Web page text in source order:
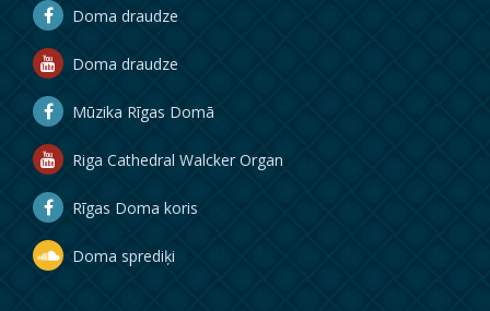
Doma draudze
Doma draudze
Mūzika Rīgas Domā
Riga Cathedral Walcker Organ
Rīgas Doma koris
Doma sprediķi